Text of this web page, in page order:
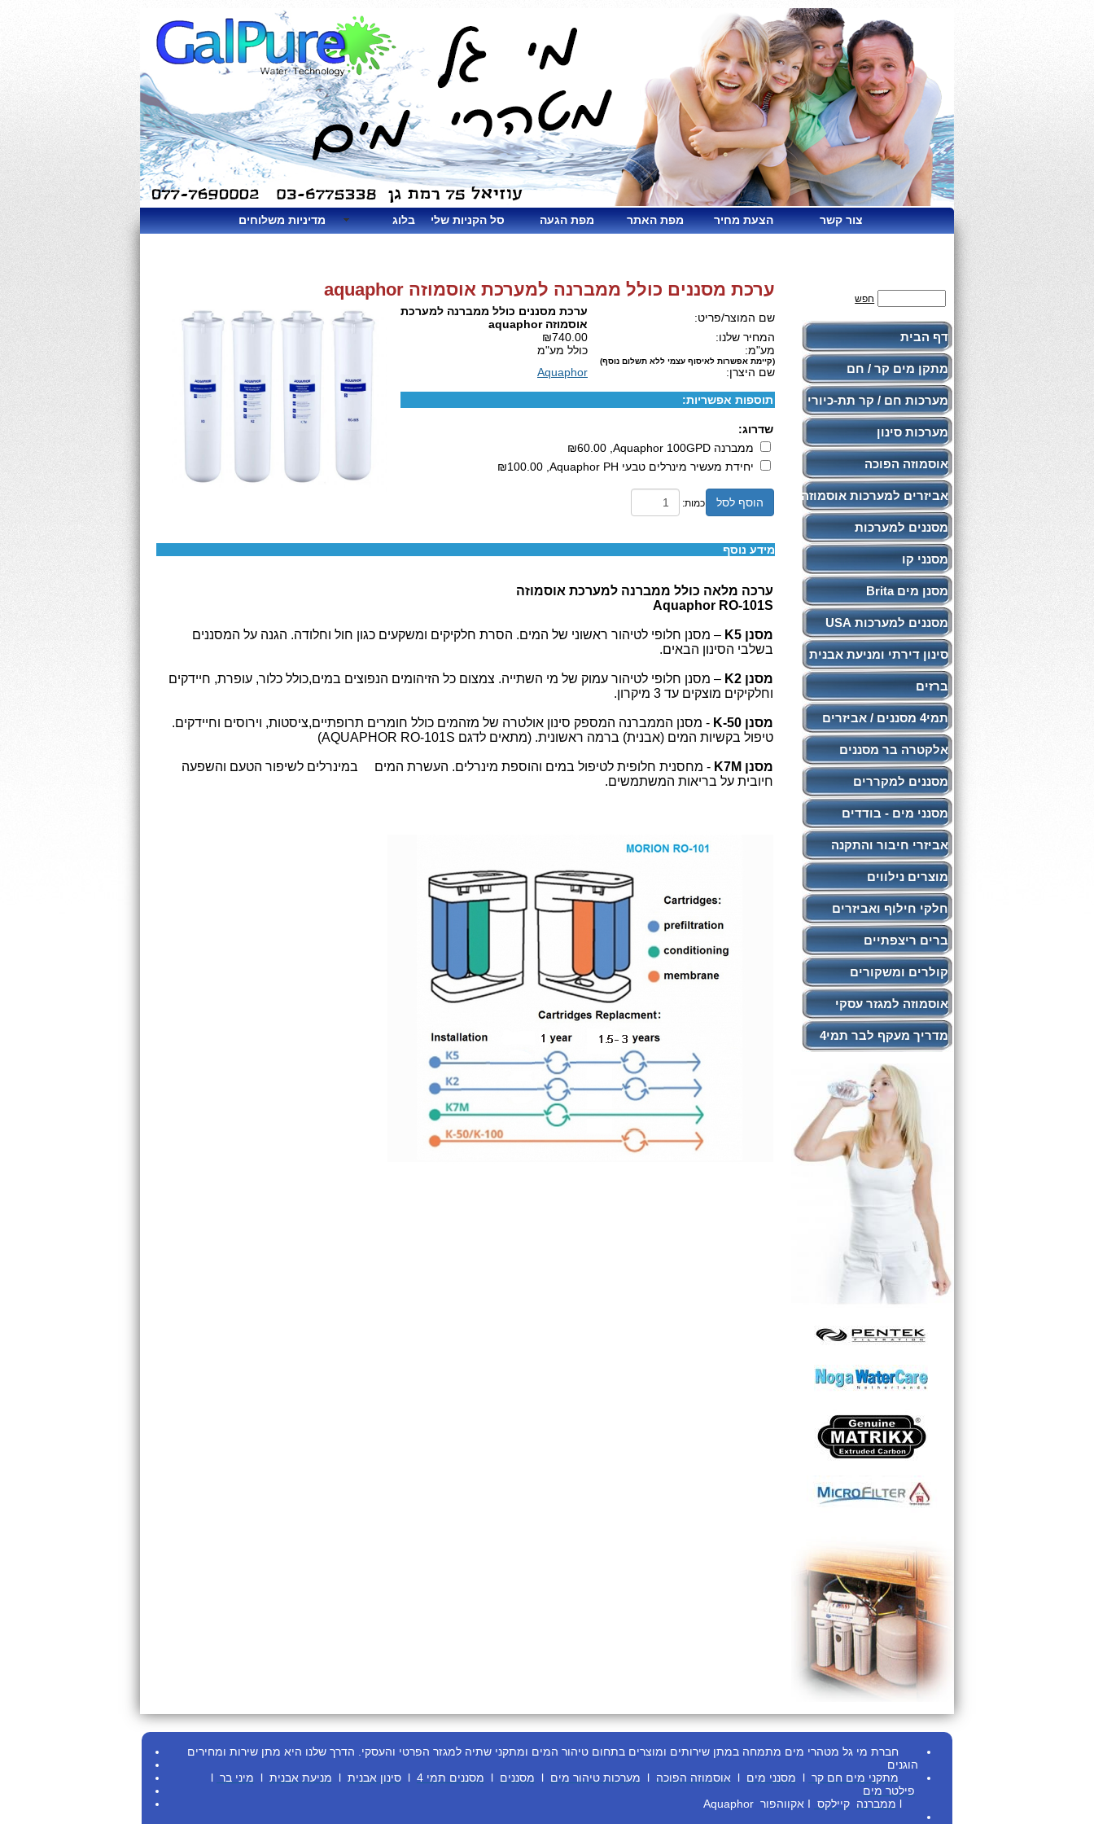
צור קשר הצעת מחיר מפת האתר מפת הגעה סל הקניות שלי בלוג מדיניות משלוחים
חפש
דף הבית
מתקן מים קר / חם
מערכות חם / קר תת-כיורי
מערכות סינון
אוסמוזה הפוכה
אביזרים למערכות אוסמוזה
מסננים למערכות
מסנני קו
מסנן מים Brita
מסננים למערכות USA
סינון דירתי ומניעת אבנית
ברזים
תמי4 מסננים / אביזרים
אלקטרה בר מסננים
מסננים למקררים
מסנני מים - בודדים
אביזרי חיבור והתקנה
מוצרים נילווים
חלקי חילוף ואביזרים
ברים ריצפתיים
קולרים ומשקורים
אוסמוזה למגזר עסקי
מדריך מעקף לבר תמי4
ערכת מסננים כולל ממברנה למערכת אוסמוזה aquaphor
שם המוצר/פריט:
ערכת מסננים כולל ממברנה למערכת
אוסמוזה aquaphor
המחיר שלנו:
₪740.00
מע"מ:
כולל מע"מ
(קיימת אפשרות לאיסוף עצמי ללא תשלום נוסף)
שם היצרן: Aquaphor
תוספות אפשריות:
שדרוג:
ממברנה Aquaphor 100GPD,
₪60.00
יחידת מעשיר מינרלים טבעי Aquaphor PH,
₪100.00
הוסף לסל כמות:
מידע נוסף
ערכה מלאה כולל ממברנה למערכת אוסמוזה
Aquaphor RO-101S
מסנן K5
– מסנן חלופי לטיהור ראשוני של המים. הסרת חלקיקים ומשקעים כגון חול וחלודה. הגנה על המסננים
בשלבי הסינון הבאים.
מסנן K2
– מסנן חלופי לטיהור עמוק של מי השתייה. צמצום כל הזיהומים הנפוצים במים,כולל כלור, עופרת, חיידקים
וחלקיקים מוצקים עד 3 מיקרון.
מסנן K-50
- מסנן הממברנה המספק סינון אולטרה של מזהמים כולל חומרים תרופתיים,ציסטות, וירוסים וחיידקים.
טיפול בקשיות המים (אבנית) ברמה ראשונית. (מתאים לדגם AQUAPHOR RO-101S)
מסנן K7M
- מחסנית חלופית לטיפול במים והוספת מינרלים. העשרת המים במינרלים לשיפור הטעם והשפעה
חיובית על בריאות המשתמשים.
חברת מי גל מטהרי מים מתמחה במתן שירותים ומוצרים בתחום טיהור המים ומתקני שתיה למגזר הפרטי והעסקי. הדרך שלנו היא מתן שירות ומחירים
הוגנים
מתקני מים חם קר מסנני מים אוסמוזה הפוכה מערכות טיהור מים מסננים מסננים תמי 4 סינון אבנית מניעת אבנית מיני בר l
פילטר מים
ממברנה קיילקס
אקווהפור Aquaphor